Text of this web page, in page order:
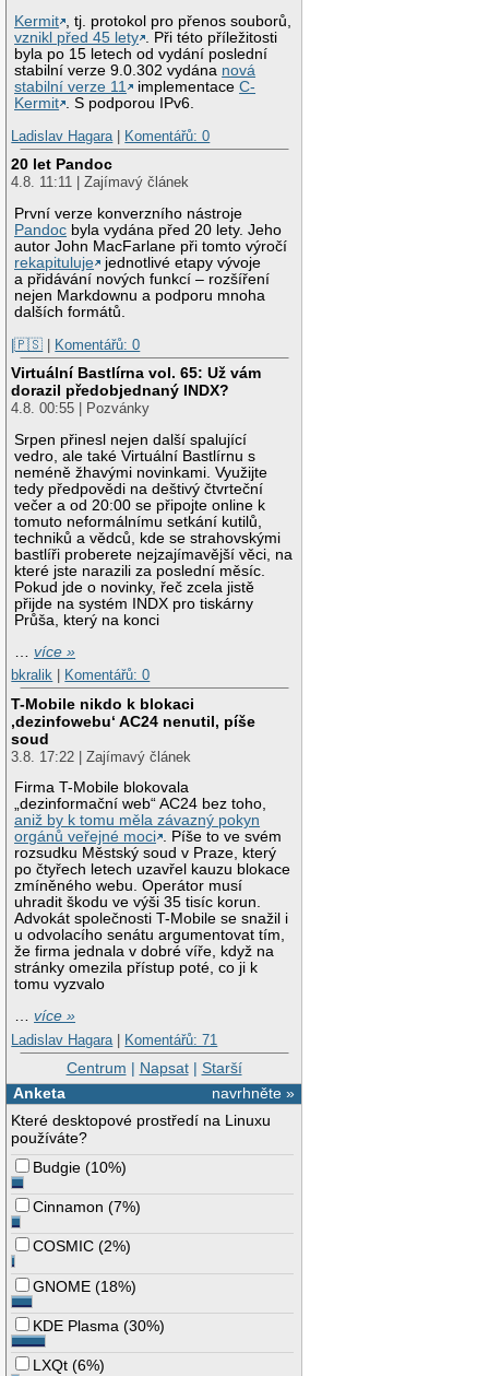
Kermit , tj. protokol pro přenos souborů,
vznikl před 45 lety . Při této příležitosti
byla po 15 letech od vydání poslední
stabilní verze 9.0.302 vydána nová
stabilní verze 11
implementaceC-
Kermit . S podporou IPv6.
Ladislav Hagara | Komentářů: 0
20 let Pandoc
4.8. 11:11 | Zajímavý článek
První verze konverzního nástroje
Pandoc byla vydána před 20 lety. Jeho
autor John MacFarlane při tomto výročí
rekapituluje
jednotlivé etapy vývoje
a přidávání nových funkcí – rozšíření
nejen Markdownu a podporu mnoha
dalších formátů.
|🇵🇸 | Komentářů: 0
Virtuální Bastlírna vol. 65: Už vám
dorazil předobjednaný INDX?
4.8. 00:55 | Pozvánky
Srpen přinesl nejen další spalující
vedro, ale také Virtuální Bastlírnu s
neméně žhavými novinkami. Využijte
tedy předpovědi na deštivý čtvrteční
večer a od 20:00 se připojte online k
tomuto neformálnímu setkání kutilů,
techniků a vědců, kde se strahovskými
bastlíři proberete nejzajímavější věci, na
které jste narazili za poslední měsíc.
Pokud jde o novinky, řeč zcela jistě
přijde na systém INDX pro tiskárny
Průša, který na konci
…více »
bkralik
Komentářů: 0
T-Mobile nikdo k blokaci
‚dezinfowebu‘ AC24 nenutil, píše
soud
3.8. 17:22 | Zajímavý článek
Firma T-Mobile blokovala
„dezinformační web“ AC24 bez toho,
aniž by k tomu měla závazný pokyn
orgánů veřejné moci . Píše to ve svém
rozsudku Městský soud v Praze, který
po čtyřech letech uzavřel kauzu blokace
zmíněného webu. Operátor musí
uhradit škodu ve výši 35 tisíc korun.
Advokát společnosti T-Mobile se snažil i
u odvolacího senátu argumentovat tím,
že firma jednala v dobré víře, když na
stránky omezila přístup poté, co ji k
tomu vyzvalo
…více »
Ladislav Hagara | Komentářů: 71
Centrum | Napsat| Starší
navrhněte »
Anketa
Které desktopové prostředí na Linuxu
používáte?
Budgie (10%)
Cinnamon (7%)
COSMIC (2%)
GNOME (18%)
KDE Plasma (30%)
LXQt (6%)